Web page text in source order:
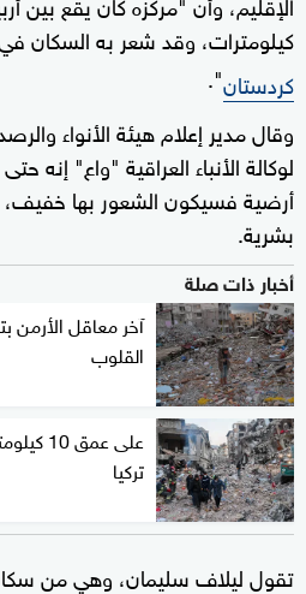
كيلومترات، وقد شعر به السكان
كردستان".
وقال مدير إعلام هيئة الأنواء
لوكالة الأنباء العراقية "واع"
أرضية فسيكون الشعور بها
بشرية.
أخبار ذات صلة
آخر معاقل الأرمن
القلوب
على
تركيا
تقول ليلاف سليمان، وهي من